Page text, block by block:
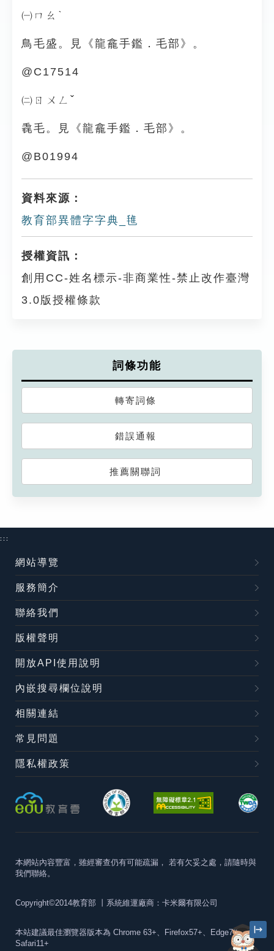
㈠ㄇㄠˋ
鳥毛盛。見《龍龕手鑑．毛部》。
@C17514
㈡ㄖㄨㄥˇ
毳毛。見《龍龕手鑑．毛部》。
@B01994
資料來源：
教育部異體字字典_㲝
授權資訊：
創用CC-姓名標示-非商業性-禁止改作臺灣
3.0版授權條款
詞條功能
轉寄詞條
錯誤通報
推薦關聯詞
:::
網站導覽
服務簡介
聯絡我們
版權聲明
開放API使用說明
內嵌搜尋欄位說明
相關連結
常見問題
隱私權政策
本網站內容豐富，雖經審查仍有可能疏漏， 若有欠妥之處，請隨時與
我們聯絡。
Copyright©2014教育部 丨系統維運廠商：卡米爾有限公司
本站建議最佳瀏覽器版本為 Chrome 63+、Firefox57+、Edge79+及
Safari11+